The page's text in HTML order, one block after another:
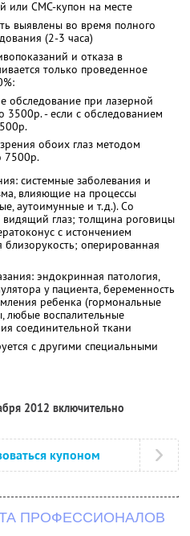
или СМС-купон на месте
выявлены во время полного
(2-3 часа)
и отказа в
только проведенное
обследование при лазерной
3500р. - если с обследованием
обоих глаз методом
7500р.
системные заболевания и
влияющие на процессы
аутоимунные и т.д.). Со
видящий глаз; толщина роговицы
с истончением
оперированная
эндокринная патология,
у пациента, беременность
ребенка (гормональные
любые воспалительные
соединительной ткани
с другими специальными
2012 включительно
купоном
ПРОФЕССИОНАЛОВ